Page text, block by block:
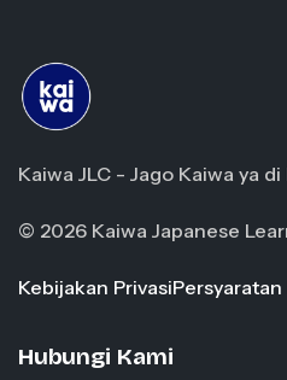
Kaiwa JLC - Jago Kaiwa ya di
© 2026 Kaiwa Japanese
Kebijakan PrivasiPersyaratan
Hubungi Kami